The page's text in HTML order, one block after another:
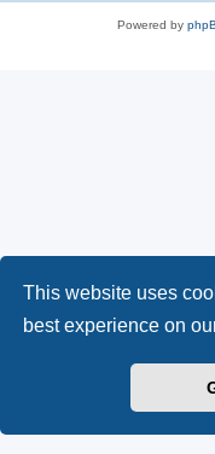
This website uses
best experience on
Powered by